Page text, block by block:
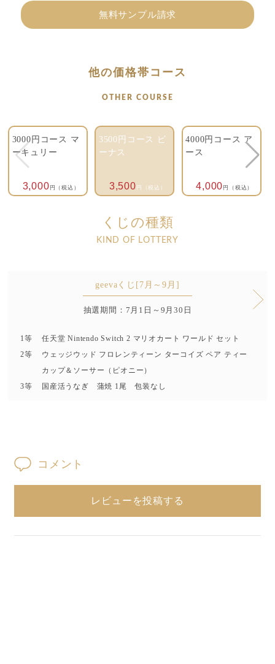
無料サンプル請求
他の価格帯コース
OTHER COURSE
3000円コース マ
ーキュリー
3,000 円（税込）
3500円コース ビ
ーナス
3,500 円（税込）
4000円コース ア
ース
4,000 円（税込）
くじの種類
KIND OF LOTTERY
geevaくじ[7月～9月]
抽選期間：7月1日～9月30日
1等
任天堂 Nintendo Switch 2 マリオカート ワールド セット
2等
ウェッジウッド フロレンティーン ターコイズ ペア ティー
カップ＆ソーサー（ピオニー）
3等
国産活うなぎ 蒲焼 1尾 包装なし
コメント
レビューを投稿する